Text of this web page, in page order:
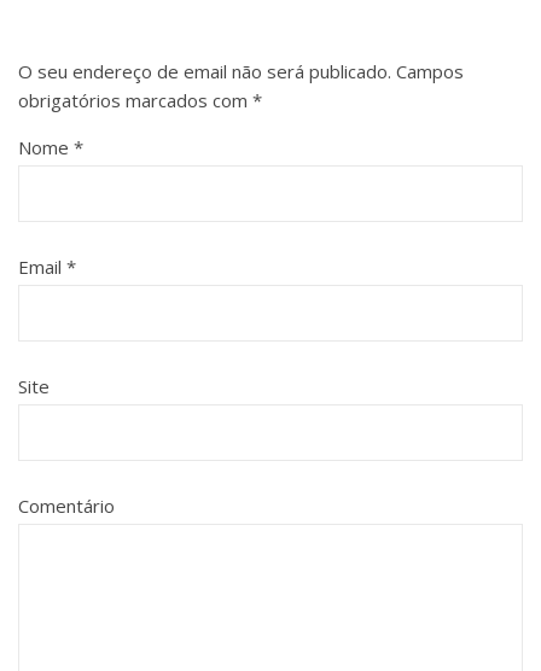
O seu endereço de email não será publicado. Campos
obrigatórios marcados com *
Nome *
Email *
Site
Comentário